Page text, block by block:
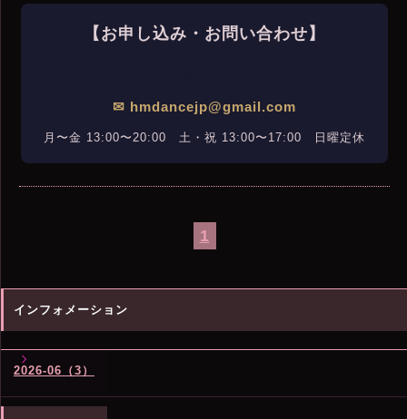
【お申し込み・お問い合わせ】
✉ hmdancejp@gmail.com
月〜金 13:00〜20:00 土・祝 13:00〜17:00 日曜定休
1
インフォメーション
2026-06（3）